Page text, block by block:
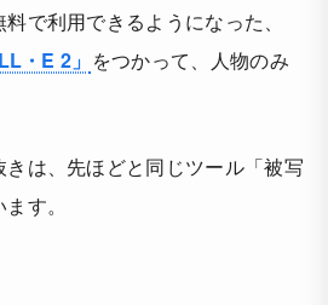
で利用できるようになった、
・E 2」 をつかって、人物のみ
は、先ほどと同じツール「被写
す。